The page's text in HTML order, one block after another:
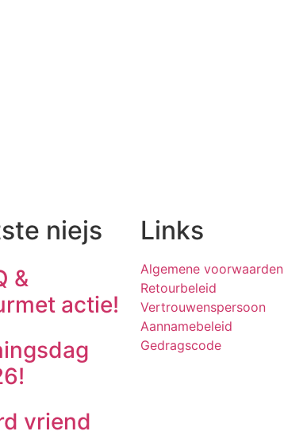
niejs
&
actie!
vriend
Links
Algemene voorwaarden
Retourbeleid
Vertrouwenspersoon
Aannamebeleid
Gedragscode